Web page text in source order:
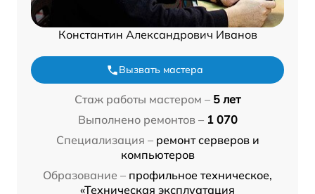
Константин Александрович Иванов
Вызвать мастера
Стаж работы мастером – 5 лет
Выполнено ремонтов – 1 070
Специализация – ремонт серверов и
компьютеров
Образование – профильное техническое,
«Техническая эксплуатация